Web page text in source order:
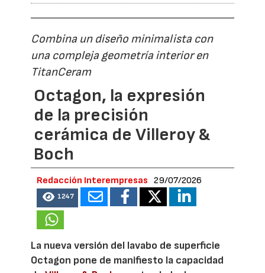
Combina un diseño minimalista con
una compleja geometría interior en
TitanCeram
Octagon, la expresión
de la precisión
cerámica de Villeroy &
Boch
Redacción Interempresas 29/07/2026
1247
La nueva versión del lavabo de superficie
Octagon pone de manifiesto la capacidad